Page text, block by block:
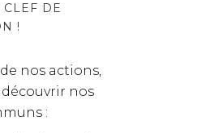
DE
!
nos actions,
nos
: